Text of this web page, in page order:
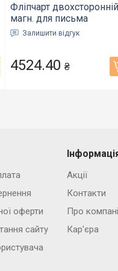
Фліпчарт двохсторонній
магн. для письма
маркером, 70 х100cм,
Залишити відгук
4524.40 ₴
оферти
сайту
Акції
Контакти
Про
Кар'єра